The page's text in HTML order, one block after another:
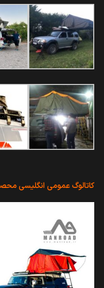
کاتالوگ عمومی انگلیسی